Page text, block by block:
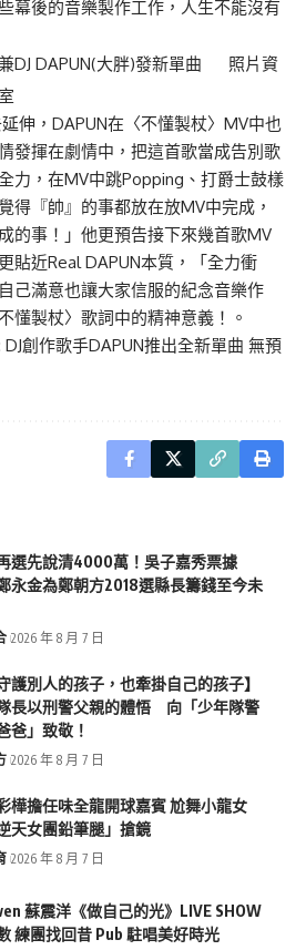
幕後的音樂製作工作，人生不能沒有
DJ DAPUN(大胖)發新單曲 照片資
伸，DAPUN在〈不懂製杖〉MV中也
發揮在劇情中，把這首歌當成告別歌
力，在MV中跳Popping、打爵士鼓樣
得『帥』的事都放在放MV中完成，
的事！」他更預告接下來幾首歌MV
貼近Real DAPUN本質，「全力衝
己滿意也讓大家信服的紀念音樂作
懂製杖〉歌詞中的精神意義！。
DJ創作歌手DAPUN推出全新單曲 無預
選先說清4000萬！吳子嘉秀票據
永金為鄭朝方2018選縣長籌錢至今未
2026 年 8 月 7 日
守護別人的孩子，也牽掛自己的孩子】
長以刑警父親的體悟 向「少年隊警
爸」致敬！
2026 年 8 月 7 日
樺擔任味全龍開球嘉賓 尬舞小龍女
逆天女團鉛筆腿」搶鏡
2026 年 8 月 7 日
蘇震洋《做自己的光》LIVE SHOW
練團找回昔 Pub 駐唱美好時光